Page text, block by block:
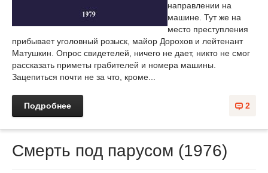
направлении на
машине. Тут же на
место преступления
прибывает уголовный розыск, майор Дорохов и лейтенант
Матушкин. Опрос свидетелей, ничего не дает, никто не смог
рассказать приметы грабителей и номера машины.
Зацепиться почти не за что, кроме...
2
Подробнее
Смерть под парусом (1976)